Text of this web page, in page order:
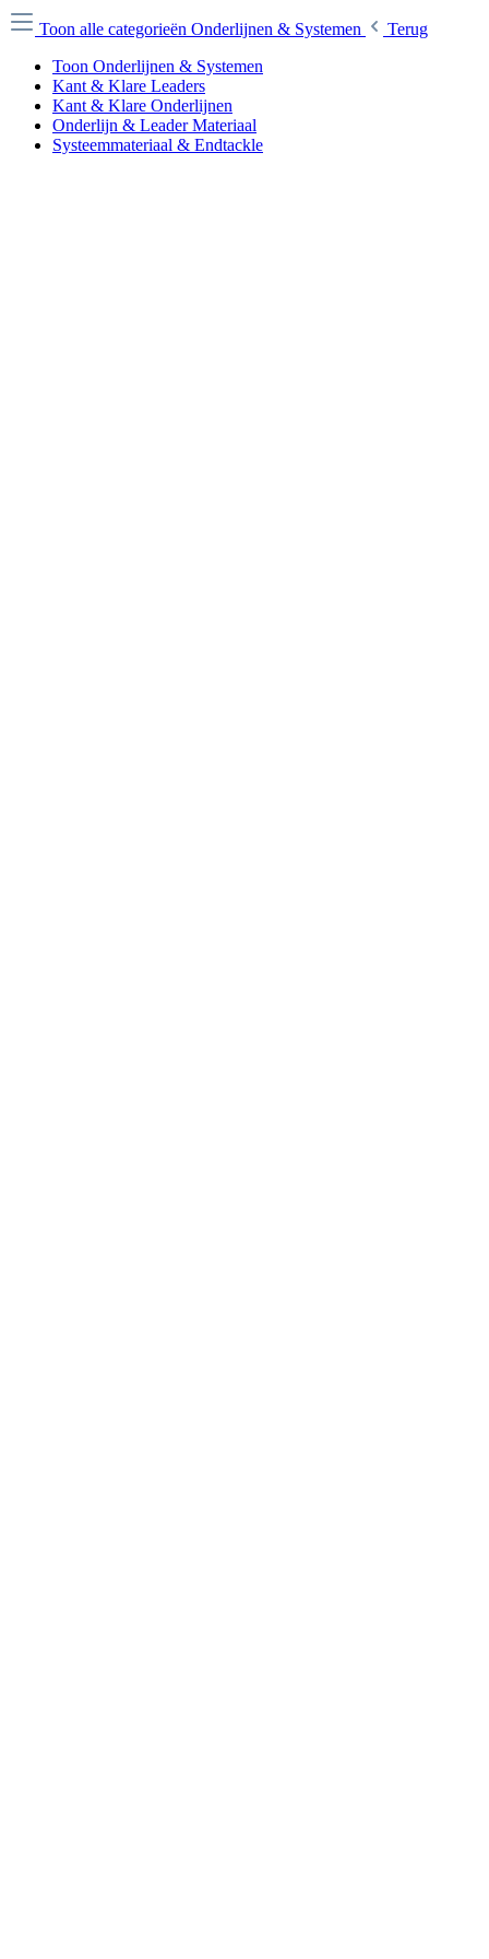
Toon alle categorieën Onderlijnen & Systemen
Terug
Toon Onderlijnen & Systemen
Kant & Klare Leaders
Kant & Klare Onderlijnen
Onderlijn & Leader Materiaal
Systeemmateriaal & Endtackle